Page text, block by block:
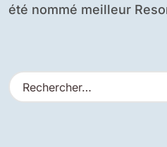
été nommé meilleur
R
e